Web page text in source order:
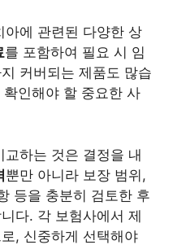
아에 관련된 다양한 상
를 포함하여 필요 시 임
커버되는 제품도 많습
인해야 할 중요한 사
하는 것은 결정을 내
뿐만 아니라 보장 범위,
등을 충분히 검토한 후
다. 각 보험사에서 제
, 신중하게 선택해야